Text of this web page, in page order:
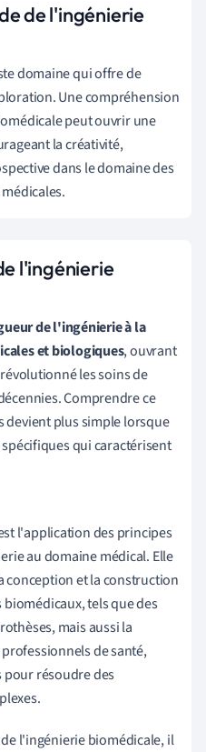
de l'ingénierie
domaine qui offre de
Une compréhension
peut ouvrir une
la créativité,
dans le domaine des
l'ingénierie
de l'ingénierie à la
et biologiques, ouvrant
les soins de
Comprendre ce
devient plus simple lorsque
qui caractérisent
l'application des principes
au domaine médical. Elle
conception et la construction
tels que des
mais aussi la
de santé,
résoudre des
l'ingénierie biomédicale, il